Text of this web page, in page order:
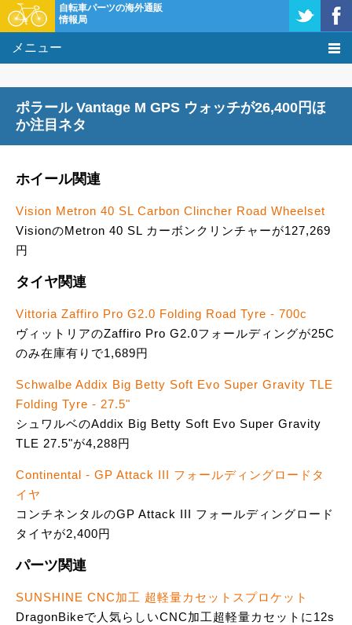
自転車パーツの海外通販
情報局
メニュー
クーポン＆セール
ポラール Vantage M GPS ウォッチが26,400円ほ
か注目ネタ
ホイール関連
Vision Metron 40 SL Carbon Clincher Road Wheelset
VisionのMetron 40 SL カーボンクリンチャーが127,269
円
タイヤ関連
Vittoria Zaffiro Pro G2.0 Folding Road Tyre - 700c
ヴィットリアのZaffiro Pro G2.0フォールディングが25C
のみ在庫有りで1,689円
Schwalbe Addix Big Betty Soft Evo Super Gravity TLE
Folding Tyre - 27.5"
シュワルベのAddix Big Betty Soft Evo Super Gravity
TLE 27.5"が4,288円
Continental - GP Attack III フォールディングロードタ
イヤ
コンチネンタルのGP Attack III フォールディングロード
タイヤが2,400円
パーツ関連
SUNSHINE CNC加工 超軽量カセットスプロケット
DragonBikeで人気らしいCNC加工超軽量カセットに12s